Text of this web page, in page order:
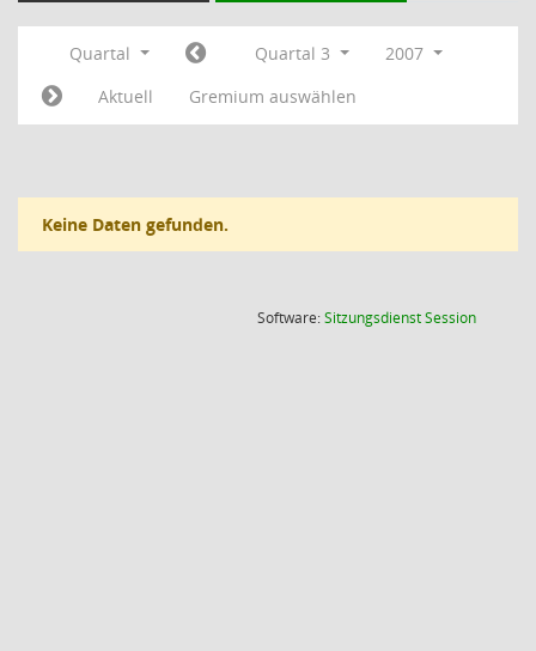
Quartal Quartal 3
2007
Aktuell
Gremium auswählen
Keine Daten gefunden.
Software:SitzungsdienstSession(Wird in